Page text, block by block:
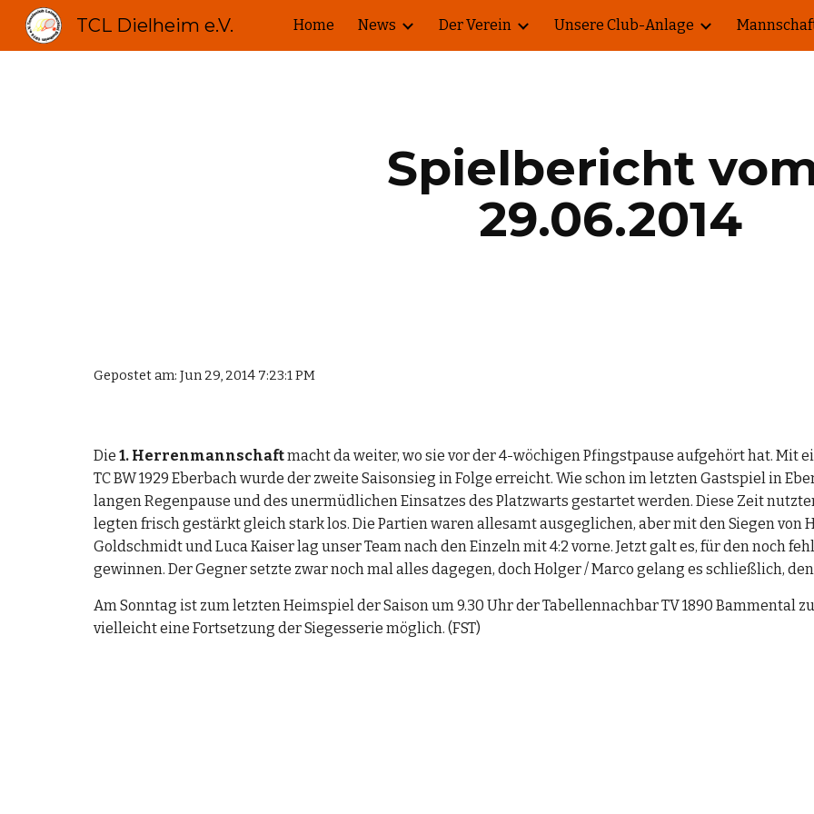
Skip to main content Skip to
TCL Dielheim e.V. Home News Der Verein Unsere Club-Anlage
Spielbericht
29.06.2014
Gepostet am: Jun 29, 2014 7:23:1 PM
Die 1. Herrenmannschaft macht da weiter, wo sie vor der 4-wöchigen Pfingstpause aufgehört hat. Mit
TC BW 1929 Eberbach wurde der zweite Saisonsieg in Folge erreicht. Wie schon im letzten Gastspiel in
langen Regenpause und des unermüdlichen Einsatzes des Platzwarts gestartet werden. Diese Zeit
legten frisch gestärkt gleich stark los. Die Partien waren allesamt ausgeglichen, aber mit den Siegen von
Goldschmidt und Luca Kaiser lag unser Team nach den Einzeln mit 4:2 vorne. Jetzt galt es, für den noch
gewinnen. Der Gegner setzte zwar noch mal alles dagegen, doch Holger / Marco gelang es schließlich,
Am Sonntag ist zum letzten Heimspiel der Saison um 9.30 Uhr der Tabellennachbar TV 1890 Bammental
vielleicht eine Fortsetzung der Siegesserie möglich. (FST)